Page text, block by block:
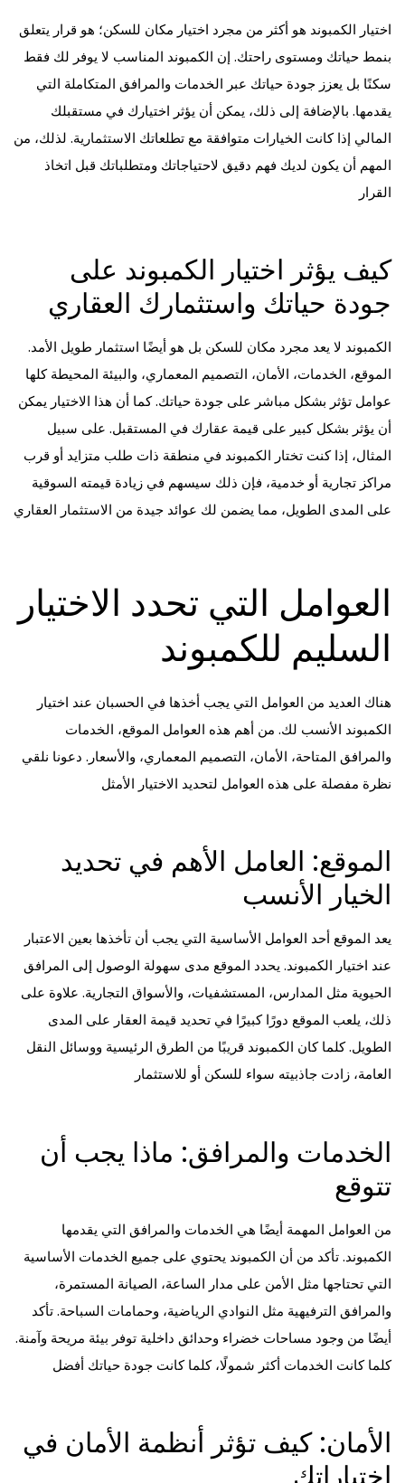
اختيار الكمبوند هو أكثر من مجرد اختيار مكان للسكن؛ هو قرار يتعلق
بنمط حياتك ومستوى راحتك. إن الكمبوند المناسب لا يوفر لك فقط
سكنًا بل يعزز جودة حياتك عبر الخدمات والمرافق المتكاملة التي
يقدمها. بالإضافة إلى ذلك، يمكن أن يؤثر اختيارك في مستقبلك
المالي إذا كانت الخيارات متوافقة مع تطلعاتك الاستثمارية. لذلك، من
المهم أن يكون لديك فهم دقيق لاحتياجاتك ومتطلباتك قبل اتخاذ
القرار
كيف يؤثر اختيار الكمبوند على
جودة حياتك واستثمارك العقاري
الكمبوند لا يعد مجرد مكان للسكن بل هو أيضًا استثمار طويل الأمد.
الموقع، الخدمات، الأمان، التصميم المعماري، والبيئة المحيطة كلها
عوامل تؤثر بشكل مباشر على جودة حياتك. كما أن هذا الاختيار يمكن
أن يؤثر بشكل كبير على قيمة عقارك في المستقبل. على سبيل
المثال، إذا كنت تختار الكمبوند في منطقة ذات طلب متزايد أو قرب
مراكز تجارية أو خدمية، فإن ذلك سيسهم في زيادة قيمته السوقية
على المدى الطويل، مما يضمن لك عوائد جيدة من الاستثمار العقاري
العوامل التي تحدد الاختيار
السليم للكمبوند
هناك العديد من العوامل التي يجب أخذها في الحسبان عند اختيار
الكمبوند الأنسب لك. من أهم هذه العوامل الموقع، الخدمات
والمرافق المتاحة، الأمان، التصميم المعماري، والأسعار. دعونا نلقي
نظرة مفصلة على هذه العوامل لتحديد الاختيار الأمثل
الموقع: العامل الأهم في تحديد
الخيار الأنسب
يعد الموقع أحد العوامل الأساسية التي يجب أن تأخذها بعين الاعتبار
عند اختيار الكمبوند. يحدد الموقع مدى سهولة الوصول إلى المرافق
الحيوية مثل المدارس، المستشفيات، والأسواق التجارية. علاوة على
ذلك، يلعب الموقع دورًا كبيرًا في تحديد قيمة العقار على المدى
الطويل. كلما كان الكمبوند قريبًا من الطرق الرئيسية ووسائل النقل
العامة، زادت جاذبيته سواء للسكن أو للاستثمار
الخدمات والمرافق: ماذا يجب أن
تتوقع
من العوامل المهمة أيضًا هي الخدمات والمرافق التي يقدمها
الكمبوند. تأكد من أن الكمبوند يحتوي على جميع الخدمات الأساسية
التي تحتاجها مثل الأمن على مدار الساعة، الصيانة المستمرة،
والمرافق الترفيهية مثل النوادي الرياضية، وحمامات السباحة. تأكد
أيضًا من وجود مساحات خضراء وحدائق داخلية توفر بيئة مريحة وآمنة.
كلما كانت الخدمات أكثر شمولًا، كلما كانت جودة حياتك أفضل
الأمان: كيف تؤثر أنظمة الأمان في
اختياراتك